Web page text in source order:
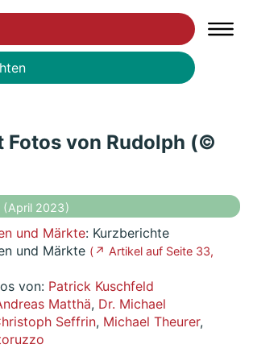
Fotos von Rudolph (©
( April 2023 )
und Märkte: Kurzberichte
und Märkte ( ↗ Artikel auf Seite 33,
von: Patrick Kuschfeld
Matthä, Dr. Michael
Seffrin, Michael Theurer,